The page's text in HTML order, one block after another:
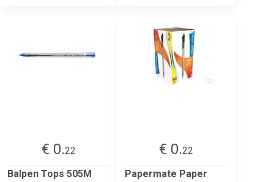
€ 0.22
Balpen Tops 505M
€ 0.22
Papermate Paper